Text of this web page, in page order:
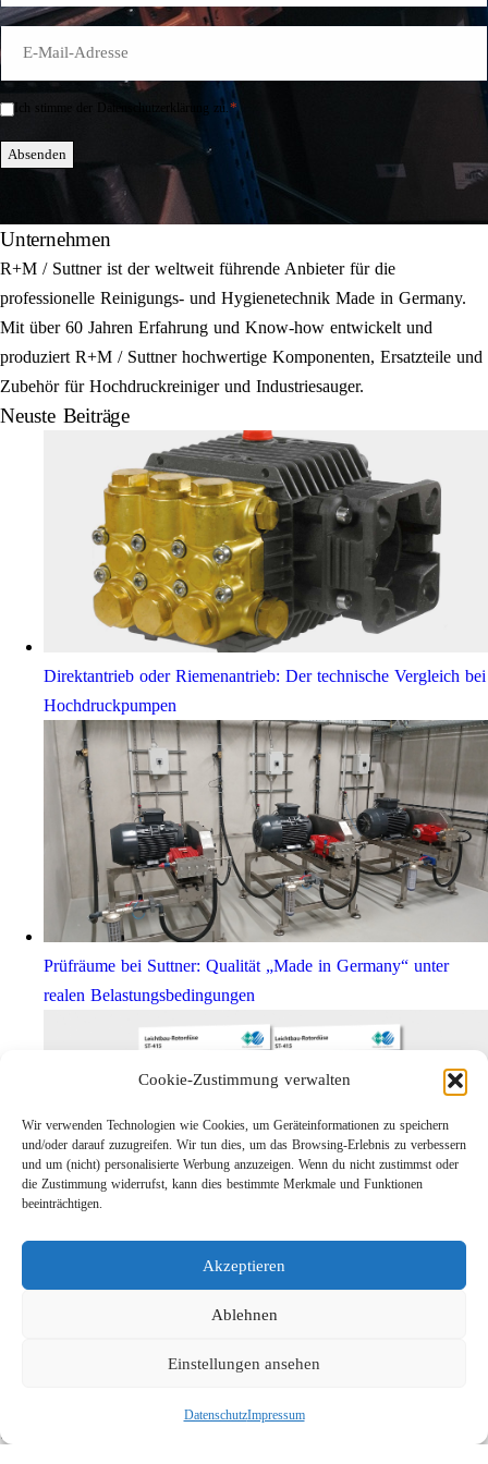
Cookie-Zustimmung verwalten
Wir verwenden Technologien wie Cookies, um Geräteinformationen zu speichern
und/oder darauf zuzugreifen. Wir tun dies, um das Browsing-Erlebnis zu verbessern
und um (nicht) personalisierte Werbung anzuzeigen. Wenn du nicht zustimmst oder
die Zustimmung widerrufst, kann dies bestimmte Merkmale und Funktionen
beeinträchtigen.
Akzeptieren
Ablehnen
Einstellungen ansehen
DatenschutzImpressum
Mail
Einwilligung
Ich stimme der Datenschutzerklärung zu.*
Absenden
Unternehmen
R+M / Suttner ist der weltweit führende Anbieter für die
professionelle Reinigungs- und Hygienetechnik Made in Germany.
Mit über 60 Jahren Erfahrung und Know-how entwickelt und
produziert R+M / Suttner hochwertige Komponenten, Ersatzteile und
Zubehör für Hochdruckreiniger und Industriesauger.
Neuste Beiträge
Direktantrieb oder Riemenantrieb: Der technische Vergleich bei
Hochdruckpumpen
Prüfräume bei Suttner: Qualität „Made in Germany“ unter
realen Belastungsbedingungen
Links
Suche